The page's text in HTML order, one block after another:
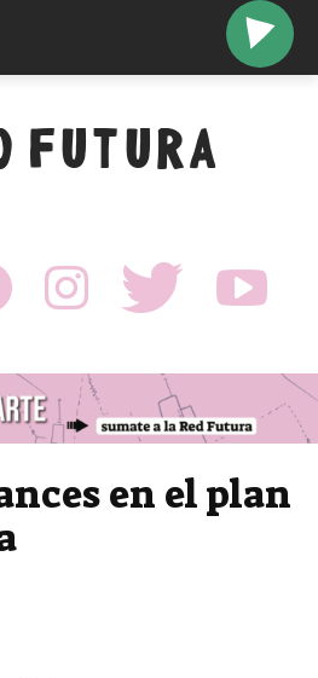
FUTURA
en el plan